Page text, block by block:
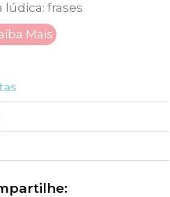
lúdica: frases
Mais